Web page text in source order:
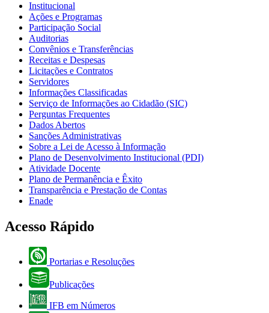
Institucional
Ações e Programas
Participação Social
Auditorias
Convênios e Transferências
Receitas e Despesas
Licitações e Contratos
Servidores
Informações Classificadas
Serviço de Informações ao Cidadão (SIC)
Perguntas Frequentes
Dados Abertos
Sanções Administrativas
Sobre a Lei de Acesso à Informação
Plano de Desenvolvimento Institucional (PDI)
Atividade Docente
Plano de Permanência e Êxito
Transparência e Prestação de Contas
Enade
Acesso Rápido
Portarias e Resoluções
Publicações
IFB em Números